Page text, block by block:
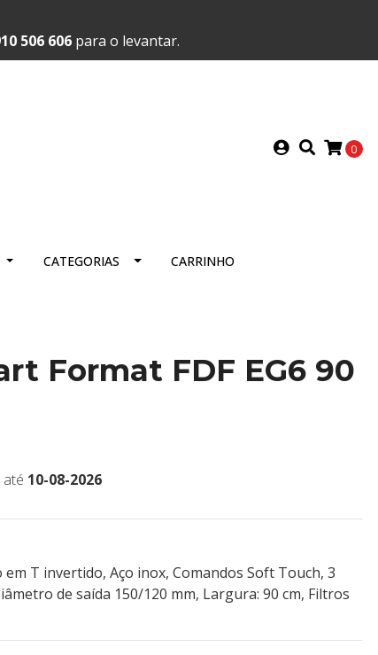
506 606 para o levantar.
0
CATEGORIAS CARRINHO
Format FDF EG6 90
até 10-08-2026
T invertido, Aço inox, Comandos Soft Touch, 3
de saída 150/120 mm, Largura: 90 cm, Filtros